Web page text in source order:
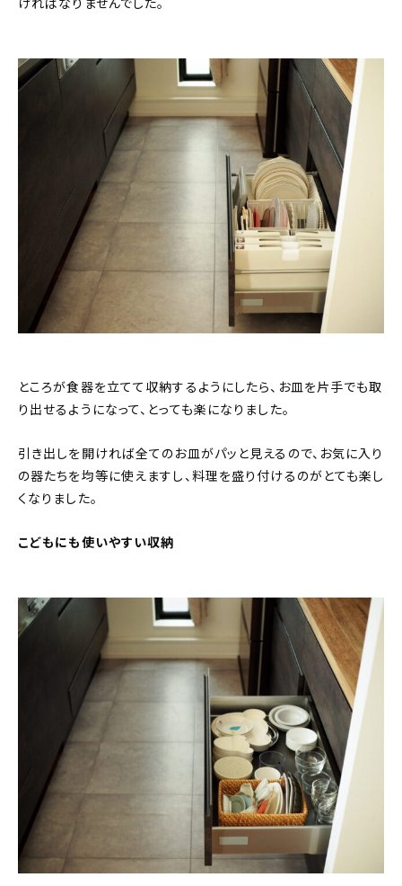
ければなりませんでした。
ところが食器を立てて収納するようにしたら、お皿を片手でも取
り出せるようになって、とっても楽になりました。
引き出しを開ければ全てのお皿がパッと見えるので、お気に入り
の器たちを均等に使えますし、料理を盛り付けるのがとても楽し
くなりました。
こどもにも使いやすい収納